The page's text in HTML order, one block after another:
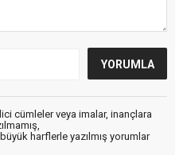
cümleler veya imalar, inançlara
harflerle yazılmış yorumlar